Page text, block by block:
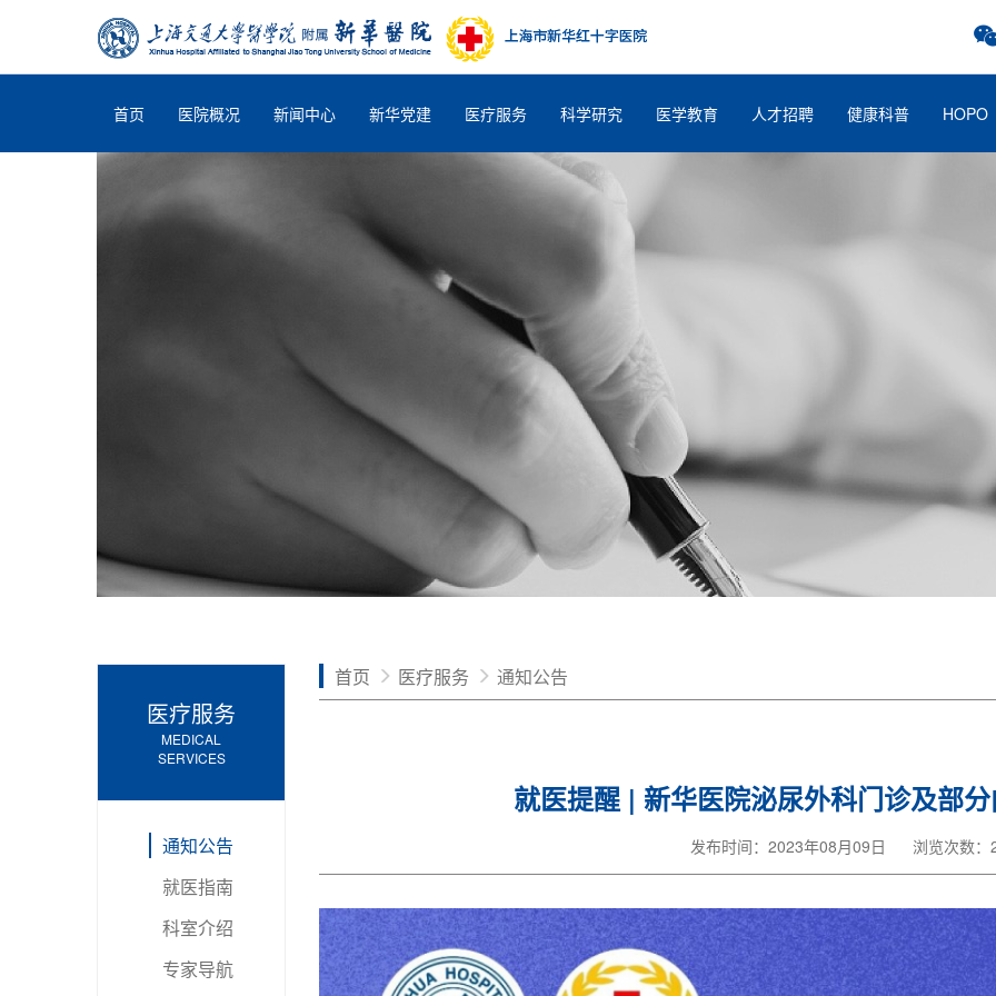
首页 医院概况 新闻中心 新华党建 医疗服务 科学研究 医学教育 人才招聘 健康科普 HOPO
医疗服务
MEDICAL
SERVICES
通知公告
就医指南
科室介绍
专家导航
首页 医疗服务 通知公告
就医提醒 | 新华医院泌尿外科门诊及部
发布时间：2023年08月09日 浏览次数：